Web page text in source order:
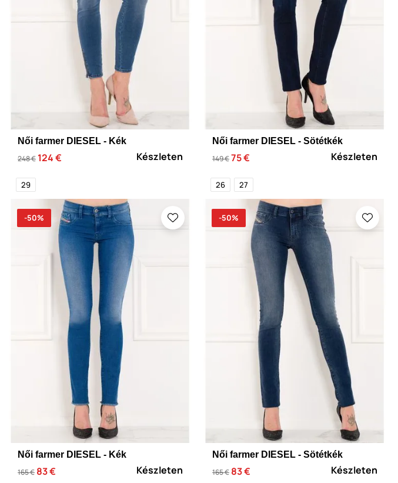
Női farmer DIESEL - Kék
248 € 124 € Készleten
29
Női farmer DIESEL - Sötétkék
149 €75 € Készleten
26 27
-50%
Női farmer DIESEL - Kék
165 € 83 € Készleten
-50%
Női farmer DIESEL - Sötétkék
165 € 83 € Készleten